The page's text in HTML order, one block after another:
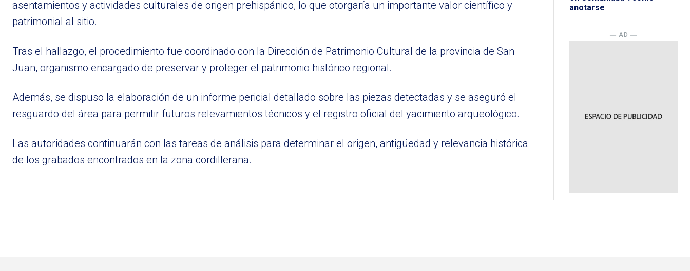
asentamientos y actividades culturales de origen prehispánico, lo que otorgaría un importante valor científico y
patrimonial al sitio.
Tras el hallazgo, el procedimiento fue coordinado con la Dirección de Patrimonio Cultural de la provincia de San
Juan, organismo encargado de preservar y proteger el patrimonio histórico regional.
Además, se dispuso la elaboración de un informe pericial detallado sobre las piezas detectadas y se aseguró el
resguardo del área para permitir futuros relevamientos técnicos y el registro oficial del yacimiento arqueológico.
Las autoridades continuarán con las tareas de análisis para determinar el origen, antigüedad y relevancia histórica
de los grabados encontrados en la zona cordillerana.
anotarse
― AD ―